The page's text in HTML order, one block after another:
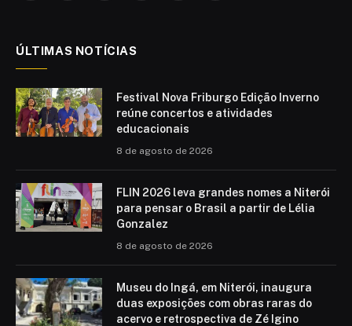
ÚLTIMAS NOTÍCIAS
Festival Nova Friburgo Edição Inverno
reúne concertos e atividades
educacionais
8 de agosto de 2026
FLIN 2026 leva grandes nomes a Niterói
para pensar o Brasil a partir de Lélia
Gonzalez
8 de agosto de 2026
Museu do Ingá, em Niterói, inaugura
duas exposições com obras raras do
acervo e retrospectiva de Zé Igino